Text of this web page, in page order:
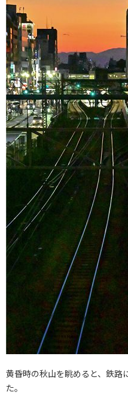
黄昏時の秋山を眺めると、鉄路
た。